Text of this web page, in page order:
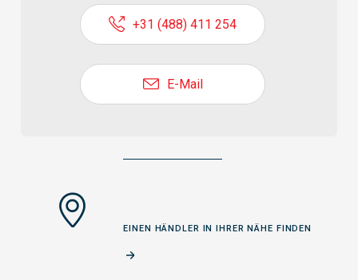
+31 (488) 411 254
E-Mail
EINEN HÄNDLER IN IHRER NÄHE FINDEN